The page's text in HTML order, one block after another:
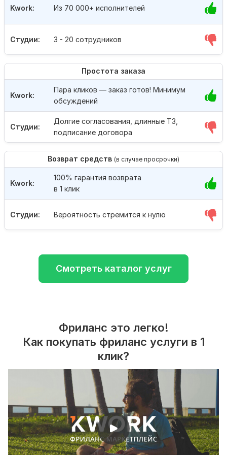
Студии: 3 - 20 сотрудников
Kwork: Из 70 000+ исполнителей
Простота заказа
Студии:
Долгие согласования, длинные ТЗ,
подписание договора
Kwork:
Пара кликов — заказ готов! Минимум
обсуждений
Возврат средств (в случае просрочки)
Студии: Вероятность стремится к нулю
Kwork:
100% гарантия возврата
в 1 клик
Смотреть каталог услуг
Фриланс это легко!
Как покупать фриланс услуги в 1
клик?